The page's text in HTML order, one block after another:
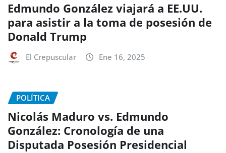
Edmundo González viajará a EE.UU.
para asistir a la toma de posesión de
Donald Trump
El Crepuscular Ene 16, 2025
POLÍTICA
Nicolás Maduro vs. Edmundo
González: Cronología de una
Disputada Posesión Presidencial